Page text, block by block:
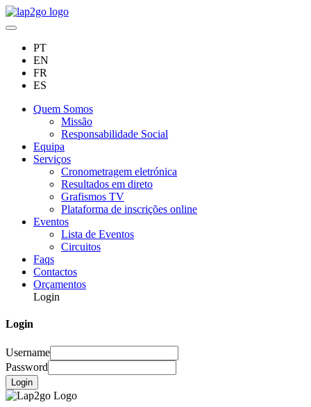
PT
EN
FR
ES
Quem Somos
Missão
Responsabilidade Social
Equipa
Serviços
Cronometragem eletrónica
Resultados em direto
Grafismos TV
Plataforma de inscrições online
Eventos
Lista de Eventos
Circuitos
Faqs
Contactos
Orçamentos
Login
Login
Username
Password
Login